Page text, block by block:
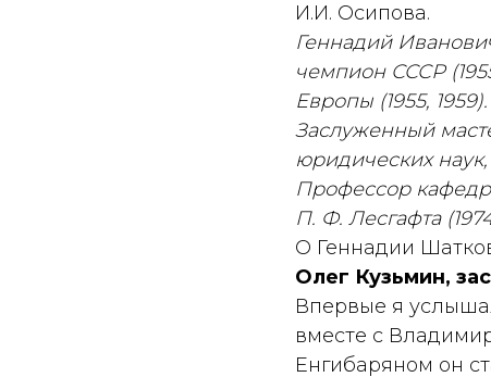
И.И. Осипова.
Геннадий
чемпион СССР
Европы (1955,
Заслуженный
юридических
Профессор
П. Ф. Лесгафта
О Геннадии
Олег Кузьмин,
Впервые я
вместе с
Енгибаряном он